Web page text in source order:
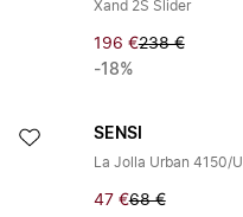
Xand 2S Slider
196 €238 €
-18%
SENSI
La Jolla Urban 4150/U
47 €68 €